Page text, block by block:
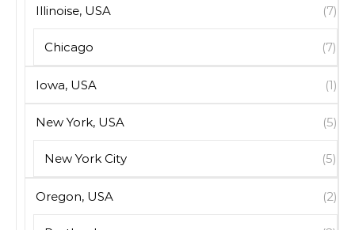
Illinoise, USA (7)
Chicago (7)
Iowa, USA (1)
New York, USA (5)
New York City (5)
Oregon, USA (2)